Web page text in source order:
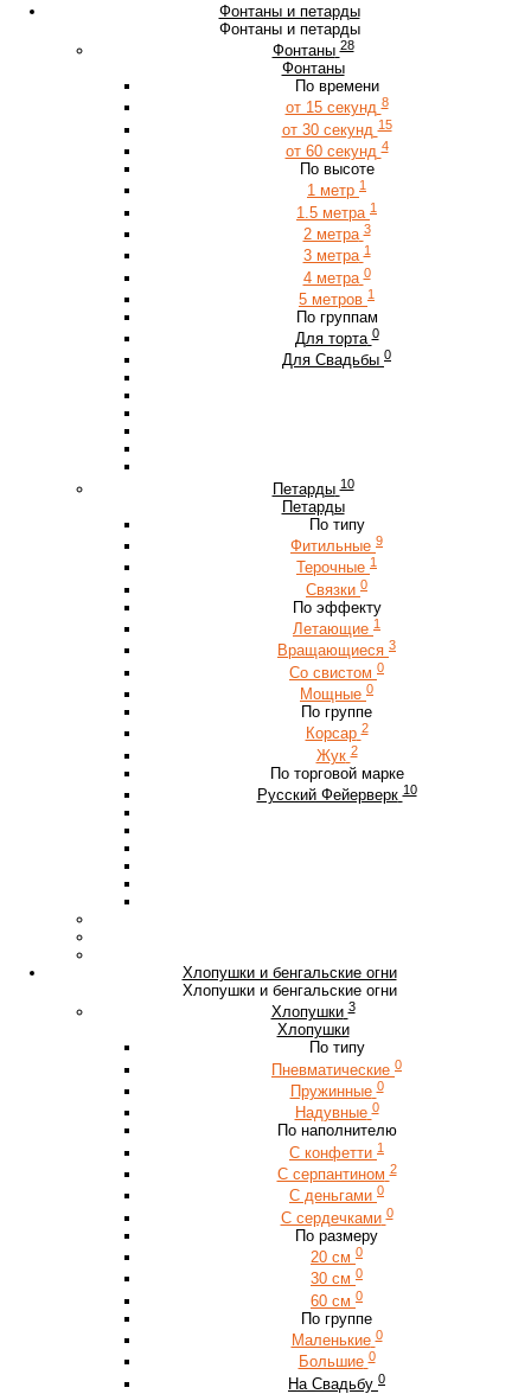
Фонтаны и петарды
Фонтаны и петарды
Фонтаны 28
Фонтаны
По времени
от 15 секунд 8
от 30 секунд 15
от 60 секунд 4
По высоте
1 метр 1
1.5 метра 1
2 метра 3
3 метра 1
4 метра 0
5 метров 1
По группам
Для торта 0
Для Свадьбы 0
Петарды 10
Петарды
По типу
Фитильные 9
Терочные 1
Связки 0
По эффекту
Летающие 1
Вращающиеся 3
Со свистом 0
Мощные 0
По группе
Корсар 2
Жук 2
По торговой марке
Русский Фейерверк 10
Хлопушки и бенгальские огни
Хлопушки и бенгальские огни
Хлопушки 3
Хлопушки
По типу
Пневматические 0
Пружинные 0
Надувные 0
По наполнителю
С конфетти 1
С серпантином 2
С деньгами 0
С сердечками 0
По размеру
20 см 0
30 см 0
60 см 0
По группе
Маленькие 0
Большие 0
На Свадьбу 0